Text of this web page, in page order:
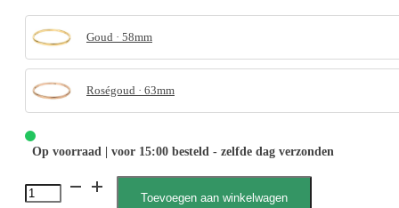
Goud · 58mm
Roségoud · 63mm
Op voorraad | voor 15:00 besteld - zelfde dag verzonden
Milou
Toevoegen aan winkelwagen